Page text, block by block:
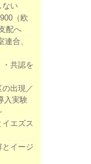
ない
（欧
配へ
連合、
・共認を
出現／
入実験
エズス
イージ